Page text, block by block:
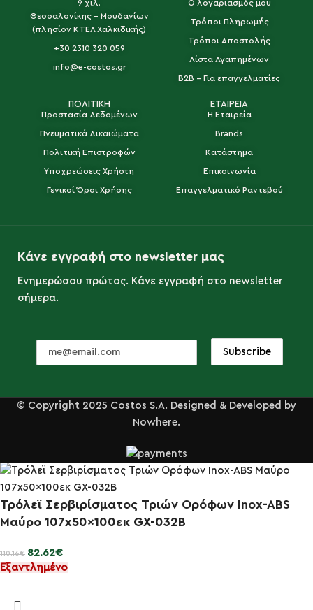
9 χιλ.
Θεσσαλονίκης - Μουδανίων
(πλησίον ΚΤΕΛ Χαλκιδικής)
+30 2310 320 059
info@e-costos.gr
Ο λογαριασμός μου
Τρόποι Πληρωμής
Τρόποι Αποστολής
Λίστα Αγαπημένων
B2B - Για επαγγελματίες
ΠΟΛΙΤΙΚΗ
Προστασία Δεδομένων
Πνευματικά Δικαιώματα
Πολιτική Επιστροφών
Υποχρεώσεις Χρήστη
Γενικοί Όροι Χρήσης
ΕΤΑΙΡΕΙΑ
Η Εταιρεία
Brands
Κατάστημα
Επικοινωνία
Επαγγελματικό Ραντεβού
Κάνε εγγραφή στο newsletter μας
Ενημερώσου πρώτος. Κάνε εγγραφή στο newsletter
σήμερα.
© Copyright 2025 Costos S.A. Designed & Developed by
Nowhere.
Τρόλεϊ Σερβιρίσματος Τριών Ορόφων Inox-ABS
Μαύρο 107x50x100εκ GX-032B
110.16€ 82.62€
Εξαντλημένο